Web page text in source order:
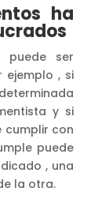
ha
ser
ejemplo , si
y si
cumplir con
puede
, una
la otra.